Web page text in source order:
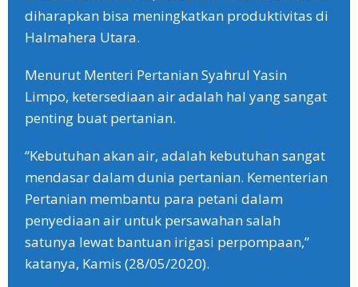
diharapkan bisa meningkatkan produktivitas di
Halmahera Utara.
Menurut Menteri Pertanian Syahrul Yasin
Limpo, ketersediaan air adalah hal yang sangat
penting buat pertanian.
“Kebutuhan akan air, adalah kebutuhan sangat
mendasar dalam dunia pertanian. Kementerian
Pertanian membantu para petani dalam
penyediaan air untuk persawahan salah
satunya lewat bantuan irigasi perpompaan,”
katanya, Kamis (28/05/2020).